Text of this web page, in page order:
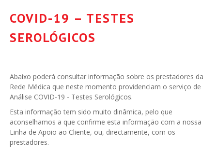
COVID-19 – TESTES
SEROLÓGICOS
Abaixo poderá consultar informação sobre os prestadores da
Rede Médica que neste momento providenciam o serviço de
Análise COVID-19 - Testes Serológicos.
Esta informação tem sido muito dinâmica, pelo que
aconselhamos a que confirme esta informação com a nossa
Linha de Apoio ao Cliente, ou, directamente, com os
prestadores.